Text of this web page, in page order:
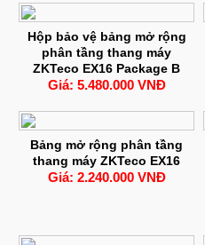
Hộp bảo vệ bảng mở rộng
phân tầng thang máy
ZKTeco EX16 Package B
Giá: 5.480.000 VNĐ
Bảng mở rộng phân tầng
thang máy ZKTeco EX16
Giá: 2.240.000 VNĐ